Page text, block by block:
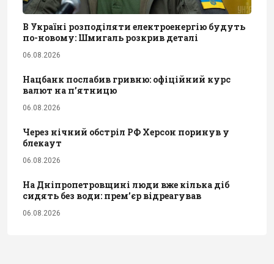
В Україні розподіляти електроенергію будуть
по-новому: Шмигаль розкрив деталі
06.08.2026
Нацбанк послабив гривню: офіційний курс
валют на п’ятницю
06.08.2026
Через нічний обстріл РФ Херсон поринув у
блекаут
06.08.2026
На Дніпропетровщині люди вже кілька діб
сидять без води: прем’єр відреагував
06.08.2026